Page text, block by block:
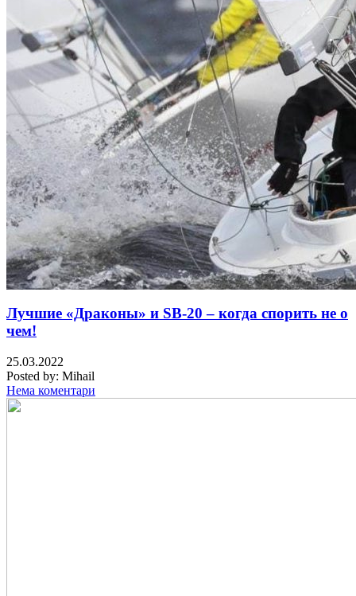
Лучшие «Драконы» и SB-20 – когда спорить не о
чем!
25.03.2022
Posted by: Mihail
Нема коментари